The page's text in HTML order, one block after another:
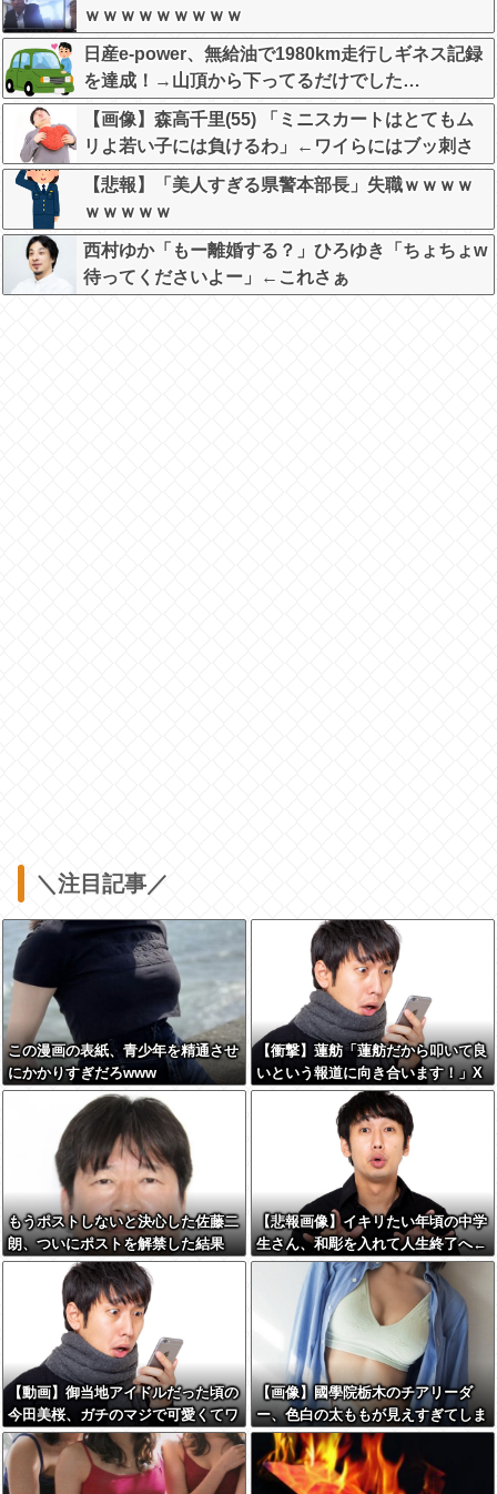
ｗｗｗｗｗｗｗｗｗ
日産e-power、無給油で1980km走行しギネス記録
を達成！→山頂から下ってるだけでした…
【画像】森高千里(55) 「ミニスカートはとてもム
リよ若い子には負けるわ」←ワイらにはブッ刺さ
りまくってしまうw w w w w w
【悲報】「美人すぎる県警本部長」失職ｗｗｗｗ
ｗｗｗｗｗ
西村ゆか「もー離婚する？」ひろゆき「ちょちょw
待ってくださいよー」←これさぁ
＼注目記事／
この漫画の表紙、青少年を精通させ
にかかりすぎだろwww
【衝撃】蓮舫「蓮舫だから叩いて良
いという報道に向き合います！」X
民「高市だから叩いて良いをやって
るのがお前だろ」←これ…w w
もうポストしないと決心した佐藤二
朗、ついにポストを解禁した結果
【悲報画像】イキリたい年頃の中学
生さん、和彫を入れて人生終了へ←
これw w w w w w
【動画】御当地アイドルだった頃の
今田美桜、ガチのマジで可愛くてワ
イらをびびらせまくってしまうw w
w w w w w w
【画像】國學院栃木のチアリーダ
ー、色白の太ももが見えすぎてしま
うwww